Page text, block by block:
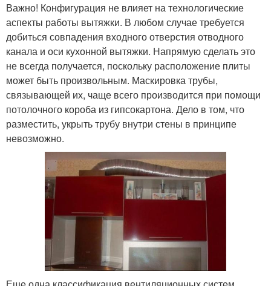
Важно! Конфигурация не влияет на технологические
аспекты работы вытяжки. В любом случае требуется
добиться совпадения входного отверстия отводного
канала и оси кухонной вытяжки. Напрямую сделать это
не всегда получается, поскольку расположение плиты
может быть произвольным. Маскировка трубы,
связывающей их, чаще всего производится при помощи
потолочного короба из гипсокартона. Дело в том, что
разместить, укрыть трубу внутри стены в принципе
невозможно.